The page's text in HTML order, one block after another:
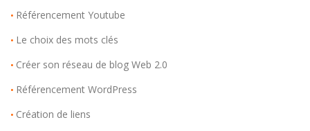
• Référencement Youtube
• Le choix des mots clés
• Créer son réseau de blog Web 2.0
• Référencement WordPress
• Création de liens